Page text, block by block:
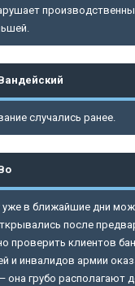
случались ранее.
уже в ближайшие дни
после
проверить клиентов
и инвалидов армии
она грубо располагают